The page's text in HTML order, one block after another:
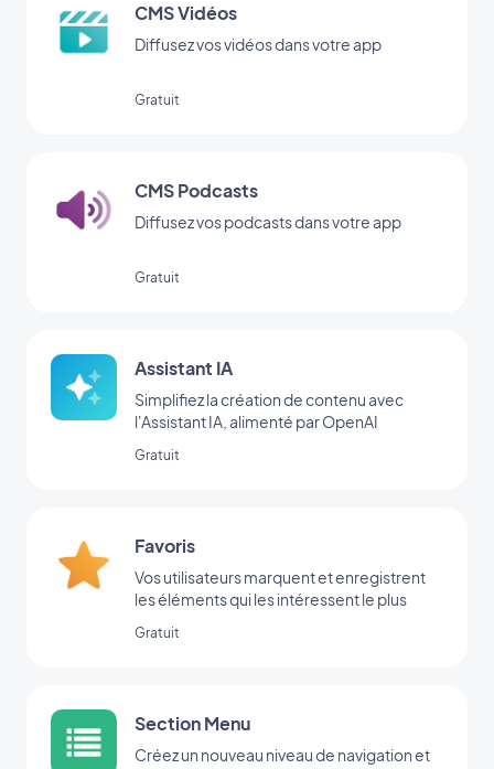
CMS Vidéos
Diffusez vos vidéos dans votre app
Gratuit
CMS Podcasts
Diffusez vos podcasts dans votre app
Gratuit
Assistant IA
Simplifiez la création de contenu avec
l'Assistant IA, alimenté par OpenAI
Gratuit
Favoris
Vos utilisateurs marquent et enregistrent
les éléments qui les intéressent le plus
Gratuit
Section Menu
Créez un nouveau niveau de navigation et